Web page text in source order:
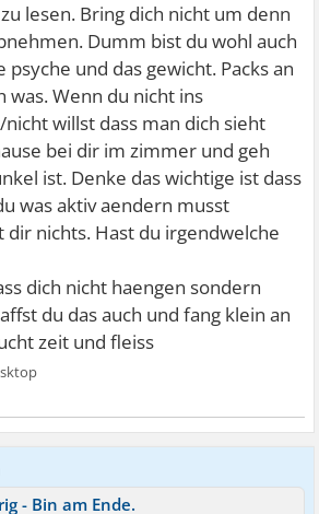
lesen. Bring dich nicht um denn
Dumm bist du wohl auch
und das gewicht. Packs an
was. Wenn du nicht ins
willst dass man dich sieht
bei dir im zimmer und geh
ist. Denke das wichtige ist dass
was aktiv aendern musst
nichts. Hast du irgendwelche
dich nicht haengen sondern
du das auch und fang klein an
zeit und fleiss
- Bin am Ende.